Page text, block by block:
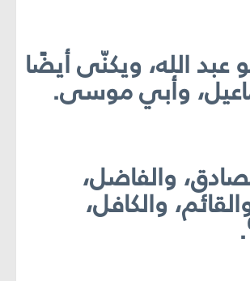
عبد الله، ويكنّى أيضًا
وأبي موسى.
والفاضل،
والكافل،
.